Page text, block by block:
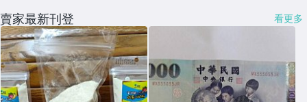
賣家最新刊登 看更多